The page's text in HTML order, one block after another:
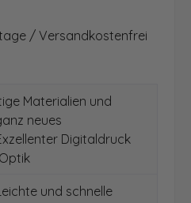
/ Versandkostenfrei
Materialien und
neues
Digitaldruck
und schnelle